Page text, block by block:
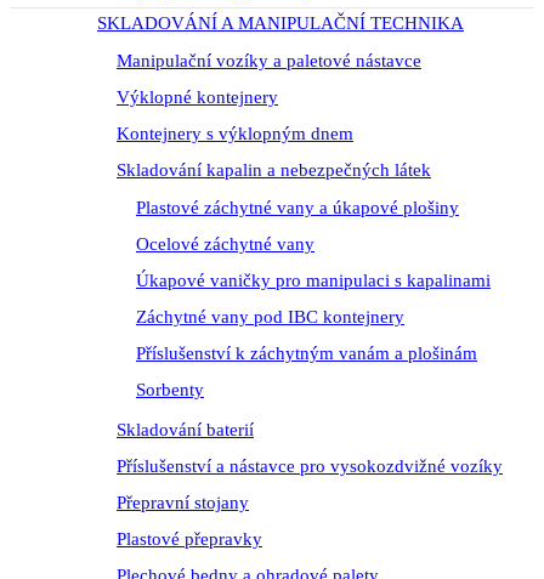
SKLADOVÁNÍ A MANIPULAČNÍ TECHNIKA
Manipulační vozíky a paletové nástavce
Výklopné kontejnery
Kontejnery s výklopným dnem
Skladování kapalin a nebezpečných látek
Plastové záchytné vany a úkapové plošiny
Ocelové záchytné vany
Úkapové vaničky pro manipulaci s kapalinami
Záchytné vany pod IBC kontejnery
Příslušenství k záchytným vanám a plošinám
Sorbenty
Skladování baterií
Příslušenství a nástavce pro vysokozdvižné vozíky
Přepravní stojany
Plastové přepravky